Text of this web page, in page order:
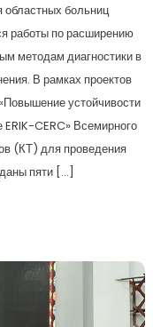
больниц
работы по расширению
методам диагностики в
В рамках проектов
устойчивости
CERC» Всемирного
(КТ) для проведения
пяти […]